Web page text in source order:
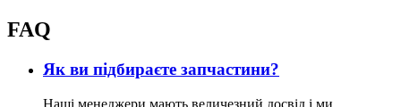
FAQ
Як ви підбираєте запчастини?
Наші менеджери мають величезний досвід і ми